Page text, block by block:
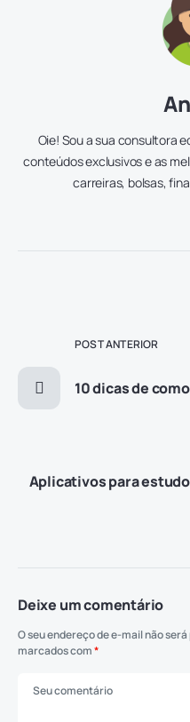
Oie! Sou a sua consultora
conteúdos exclusivos e as
carreiras, bolsas,
POST ANTERIOR
10 dicas de
Aplicativos para
Deixe um comentário
O seu endereço de e-mail não
marcados com*